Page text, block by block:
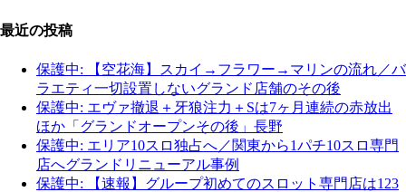
最近の投稿
保護中: 【空花海】スカイ→フラワー→マリンの流れ／バ
ラエティ一切設置しないグランド店舗のその後
保護中: エヴァ撤退＋牙狼注力＋Sは7ヶ月連続の赤放出
ほか「グランドオープンその後」長野
保護中: エリア10スロ独占へ／関東から1パチ10スロ専門
店へグランドリニューアル事例
保護中: 【速報】グループ初めてのスロット専門店は123